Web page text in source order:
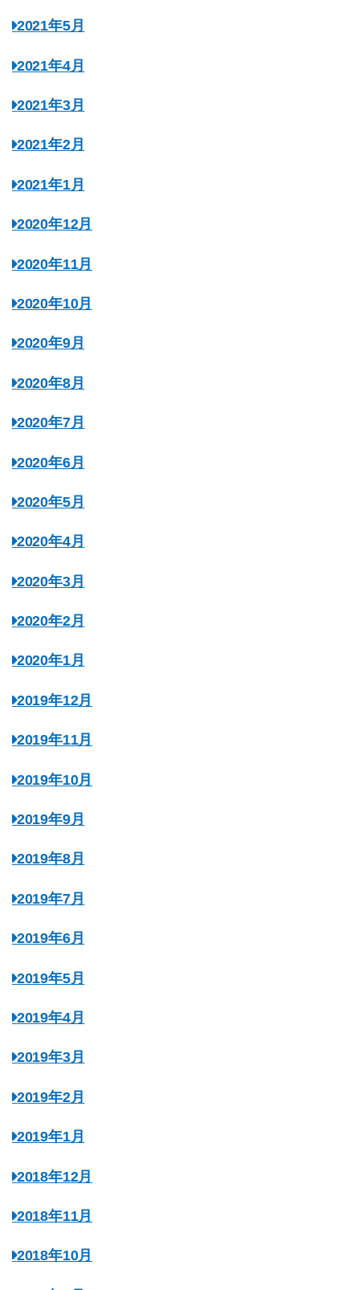
2021年5月
2021年4月
2021年3月
2021年2月
2021年1月
2020年12月
2020年11月
2020年10月
2020年9月
2020年8月
2020年7月
2020年6月
2020年5月
2020年4月
2020年3月
2020年2月
2020年1月
2019年12月
2019年11月
2019年10月
2019年9月
2019年8月
2019年7月
2019年6月
2019年5月
2019年4月
2019年3月
2019年2月
2019年1月
2018年12月
2018年11月
2018年10月